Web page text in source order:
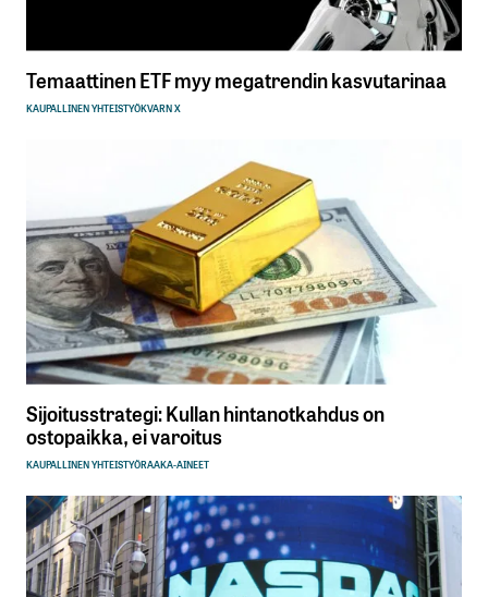
Temaattinen ETF myy megatrendin kasvutarinaa
KAUPALLINEN YHTEISTYÖKVARN X
Sijoitusstrategi: Kullan hintanotkahdus on
ostopaikka, ei varoitus
KAUPALLINEN YHTEISTYÖRAAKA-AINEET